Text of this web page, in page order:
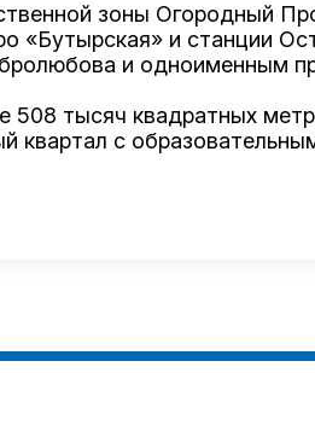
зоны Огородный
и станции
и одноименным
508 тысяч квадратных
квартал с